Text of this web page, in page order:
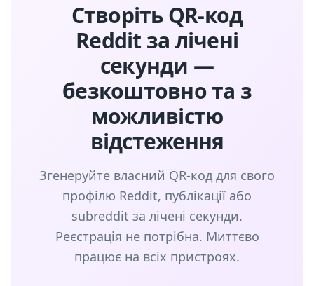
Створіть QR-код
Reddit за лічені
секунди —
безкоштовно та з
можливістю
відстеження
Згенеруйте власний QR-код для свого
профілю Reddit, публікації або
subreddit за лічені секунди.
Реєстрація не потрібна. Миттєво
працює на всіх пристроях.